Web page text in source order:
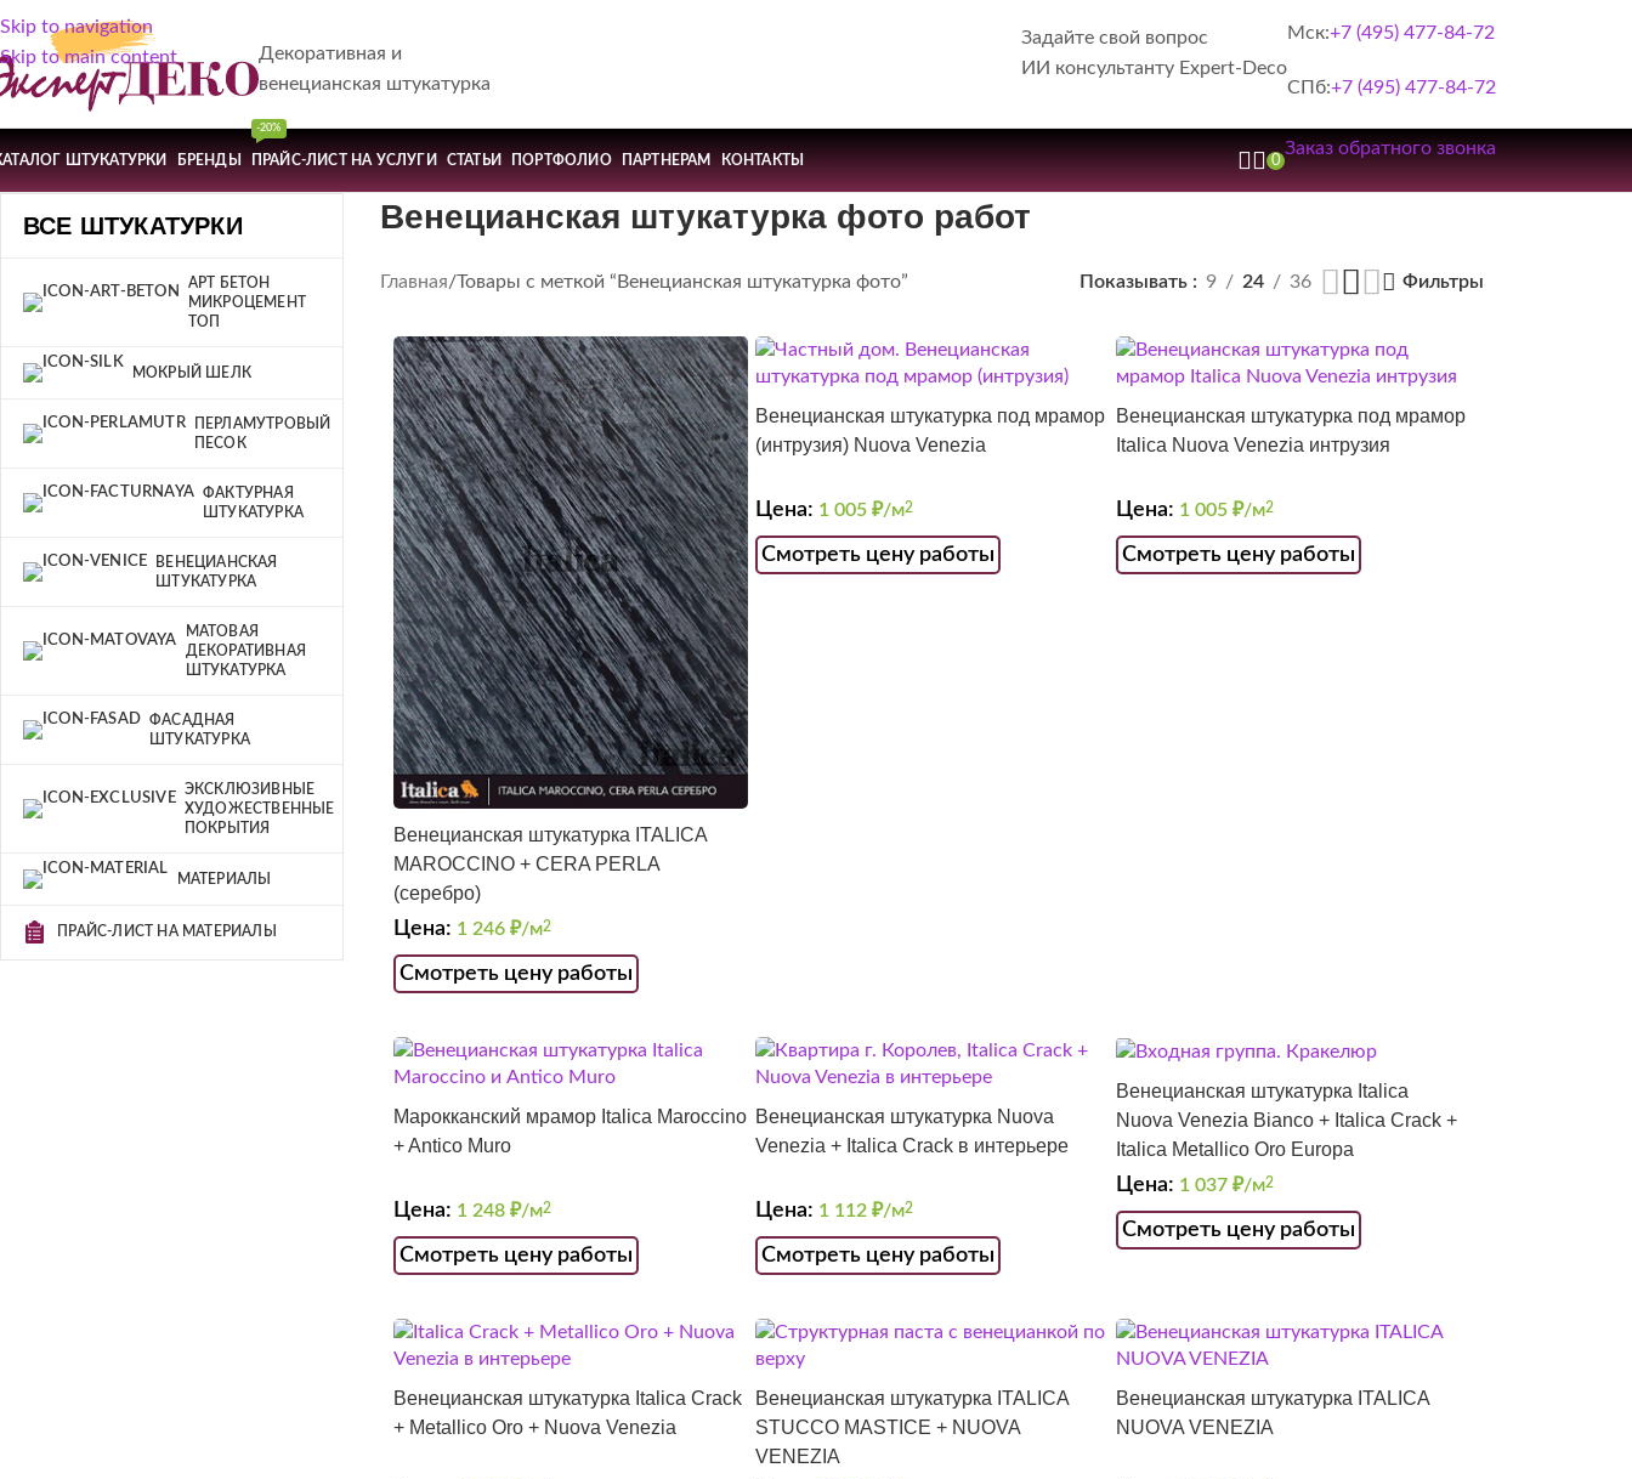
Skip to navigation
Skip to main content
Декоративная и
венецианская штукатурка
Задайте свой вопрос
ИИ консультанту Expert-Deco
Мск:+7 (495) 477-84-72
СПб:+7 (495) 477-84-72
ШТУКАТУРКИ БРЕНДЫ ПРАЙС-ЛИСТ НА УСЛУГИ
-20%
СТАТЬИ ПОРТФОЛИО ПАРТНЕРАМ КОНТАКТЫ 0
Заказ обратного звонка
ВСЕ ШТУКАТУРКИ
АРТ БЕТОН
МИКРОЦЕМЕНТ
ТОП
МОКРЫЙ ШЕЛК
ПЕРЛАМУТРОВЫЙ
ПЕСОК
ФАКТУРНАЯ
ШТУКАТУРКА
ВЕНЕЦИАНСКАЯ
ШТУКАТУРКА
МАТОВАЯ
ДЕКОРАТИВНАЯ
ШТУКАТУРКА
ФАСАДНАЯ
ШТУКАТУРКА
ЭКСКЛЮЗИВНЫЕ
ХУДОЖЕСТВЕННЫЕ
ПОКРЫТИЯ
МАТЕРИАЛЫ
ПРАЙС-ЛИСТ НА МАТЕРИАЛЫ
Венецианская штукатурка фото работ
Главная Товары с меткой “Венецианская штукатурка фото” Показывать 9 24 36 Фильтры
Венецианская штукатурка ITALICA
MAROCCINO + CERA PERLA
(серебро)
Цена: 1 246 ₽/м2
Смотреть цену работы
Венецианская штукатурка под мрамор
(интрузия) Nuova Venezia
Цена: 1 005 ₽/м2
Смотреть цену работы
Венецианская штукатурка под мрамор
Italica Nuova Venezia интрузия
Цена: 1 005₽/м2
Смотреть цену работы
Марокканский мрамор Italica Maroccino
+ Antico Muro
Цена: 1 248 ₽/м2
Смотреть цену работы
Венецианская штукатурка Nuova
Venezia + Italica Crack в интерьере
Цена: 1 112 ₽/м2
Смотреть цену работы
Венецианская штукатурка Italica
Nuova Venezia Bianco + Italica Crack +
Italica Metallico Oro Europa
Цена: 1 037₽/м2
Смотреть цену работы
Венецианская штукатурка Italica Crack
+ Metallico Oro + Nuova Venezia
Венецианская штукатурка ITALICA
STUCCO MASTICE + NUOVA
VENEZIA
Венецианская штукатурка ITALICA
NUOVA VENEZIA